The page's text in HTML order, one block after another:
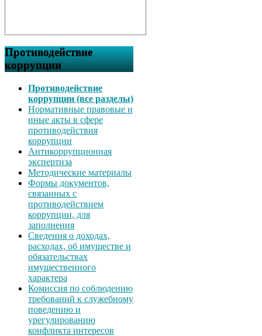
Противодействие
коррупции
Противодействие
коррупции (все разделы)
Нормативные правовые и
иные акты в сфере
противодействия
коррупции
Антикоррупционная
экспертиза
Методические материалы
Формы документов,
связанных с
противодействием
коррупции, для
заполнения
Сведения о доходах,
расходах, об имуществе и
обязательствах
имущественного
характера
Комиссия по соблюдению
требований к служебному
поведению и
урегулированию
конфликта интересов